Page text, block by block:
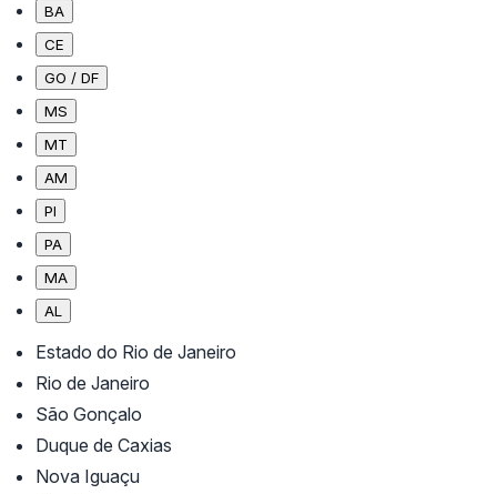
BA
CE
GO / DF
MS
MT
AM
PI
PA
MA
AL
Estado do Rio de Janeiro
Rio de Janeiro
São Gonçalo
Duque de Caxias
Nova Iguaçu